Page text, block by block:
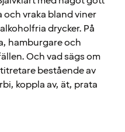
och vraka bland viner
drycker. På
hamburgare och
Och vad sägs om
bestående av
koppla av, ät, prata